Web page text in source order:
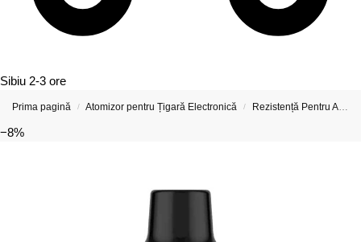
Sibiu 2-3 ore
Prima pagină / Atomizor pentru Țigară Electronică / Rezistență Pentru Atomizor De Țigară Electronică
−8%